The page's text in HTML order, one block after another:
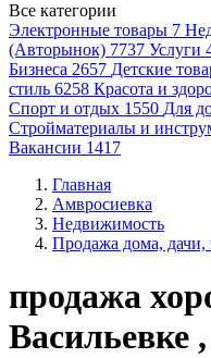
Все категории
Электронные товары 7
(Авторынок) 7737 Услуги
Бизнеса 2657 Детские
стиль 6258 Красота и
Спорт и отдых 1550 Для
Стройматериалы и
Вакансии 1417
Главная
Амвросиевка
Недвижимость
Продажа дома, дачи,
продажа
Васильевке